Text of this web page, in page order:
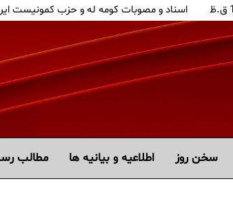
اسناد و مصوبات کومه له و حزب کمونیست
سخن روز اطلاعیه و بیانیه ها مطالب